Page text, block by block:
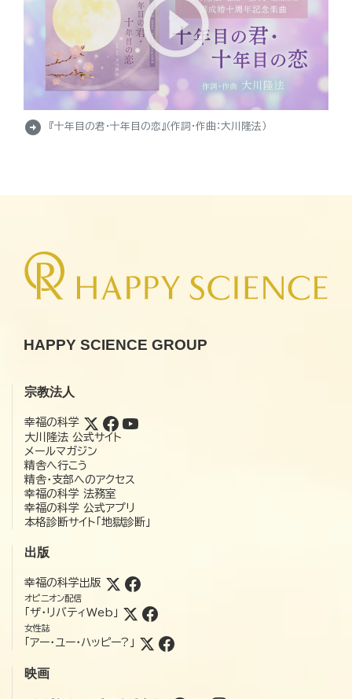
arrow_circle_right 『十年目の君・十年目の恋』（作詞・作曲：大川隆法）
HAPPY SCIENCE GROUP
宗教法人
幸福の科学
大川隆法 公式サイト
メールマガジン
精舎へ行こう
精舎・支部へのアクセス
幸福の科学 法務室
幸福の科学 公式アプリ
本格診断サイト「地獄診断」
出版
幸福の科学出版
オピニオン配信
「ザ・リバティWeb」
女性誌
「アー・ユー・ハッピー?」
映画